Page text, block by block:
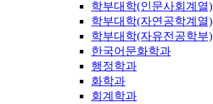
학부대학(인문사회계열)
학부대학(자연공학계열)
학부대학(자유전공학부)
한국어문화학과
행정학과
화학과
회계학과